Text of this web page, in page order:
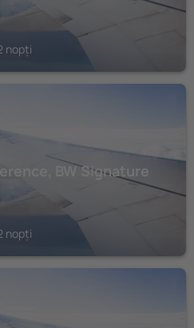
nopți
BW Signature
nopți